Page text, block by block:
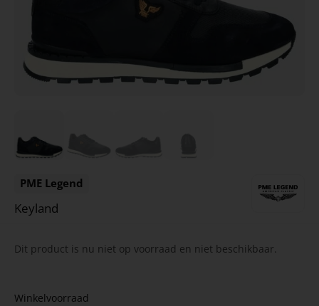
PME Legend
Keyland
Dit product is nu niet op voorraad en niet beschikbaar.
Winkelvoorraad